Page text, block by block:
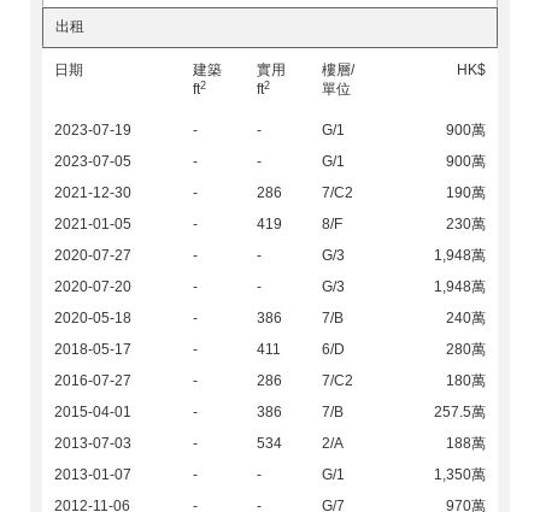
出租
日期
建築
ft2
實用
ft2
樓層/
單位
HK$
2023-07-19 - - G/1
900萬
2023-07-05
- - G/1
900萬
2021-12-30
- 286 7/C2
190萬
2021-01-05
- 419 8/F
230萬
2020-07-27
- - G/3
1,948萬
2020-07-20
- - G/3
1,948萬
2020-05-18
- 386 7/B
240萬
2018-05-17
- 411 6/D
280萬
2016-07-27
- 286 7/C2
180萬
2015-04-01
- 386 7/B
257.5萬
2013-07-03
- 534 2/A
188萬
2013-01-07
- - G/1
1,350萬
2012-11-06
- - G/7
970萬